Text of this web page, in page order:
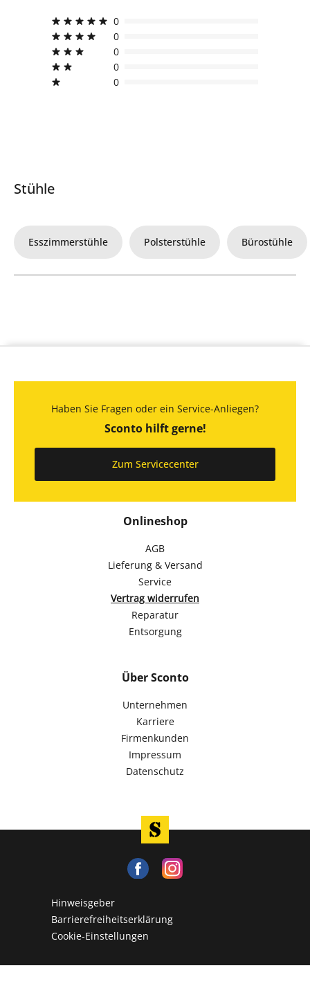
0
0
0
0
0
Stühle
Esszimmerstühle Polsterstühle Bürostühle
Onlineshop
AGB
Lieferung & Versand
Service
Vertrag widerrufen
Reparatur
Entsorgung
Über Sconto
Unternehmen
Karriere
Firmenkunden
Impressum
Datenschutz
Haben Sie Fragen oder ein Service-Anliegen?
Sconto hilft gerne!
Zum Servicecenter
Hinweisgeber
Barrierefreiheitserklärung
Cookie-Einstellungen